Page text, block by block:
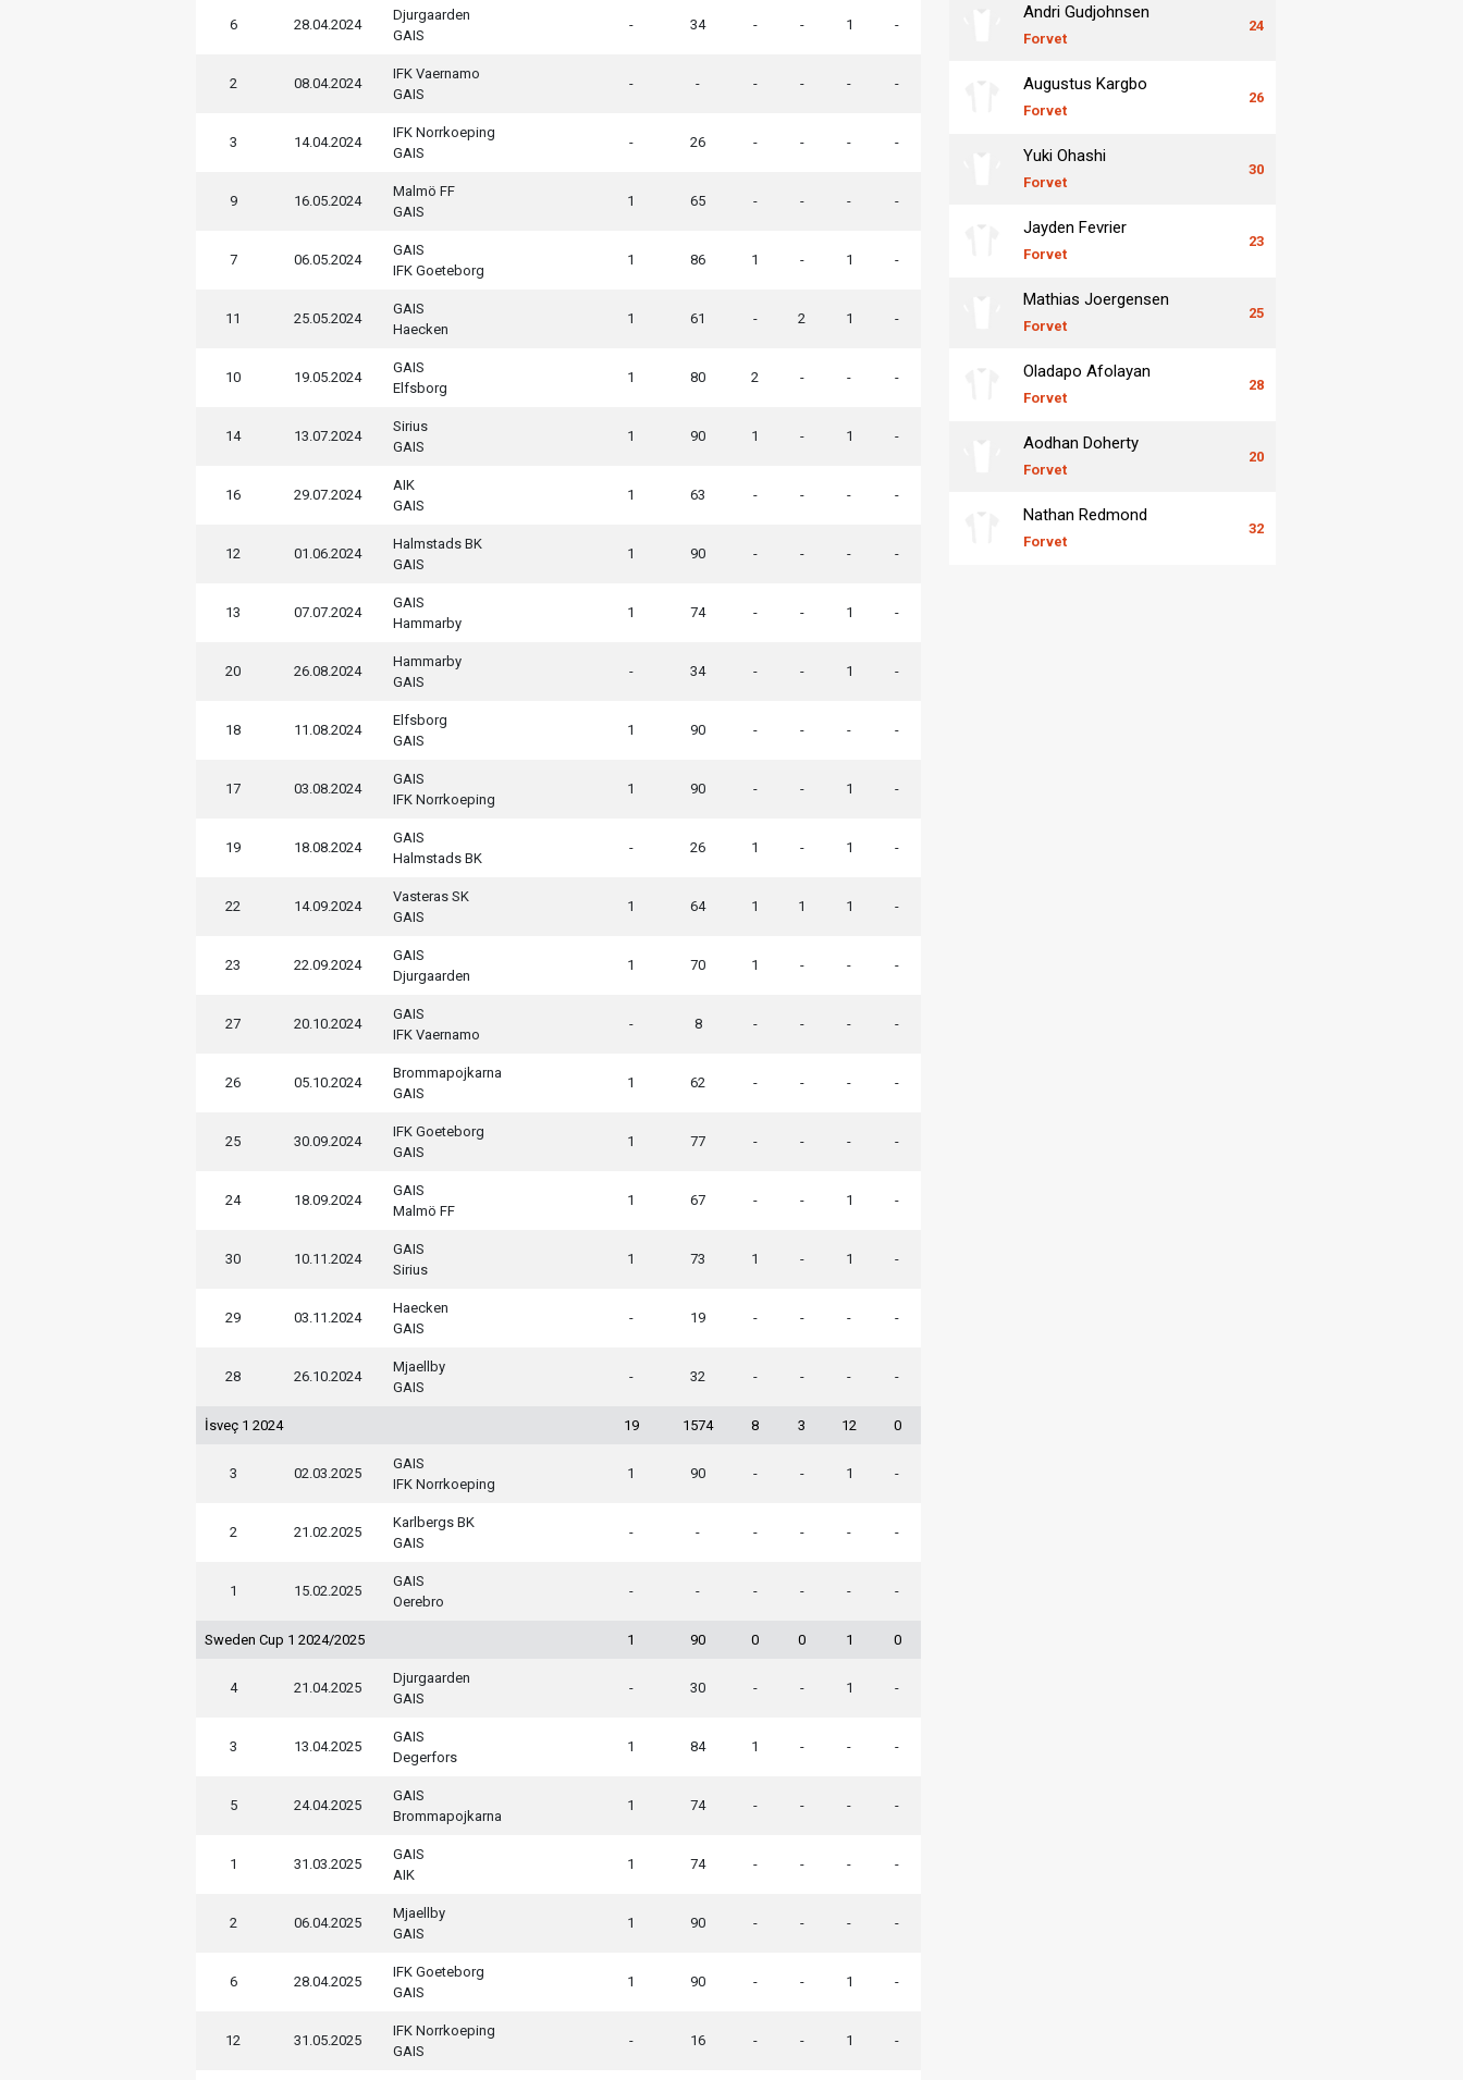
6 28.04.2024
Djurgaarden
GAIS
- 34 - - 1 -
2 08.04.2024
IFK Vaernamo
GAIS
- - - - - -
3 14.04.2024
IFK Norrkoeping
GAIS
- 26 - - - -
9 16.05.2024
Malmö FF
GAIS
1 65 - - - -
7 06.05.2024
GAIS
IFK Goeteborg
1 86 1 - 1 -
11 25.05.2024
GAIS
Haecken
1 61 - 2 1 -
10 19.05.2024
GAIS
Elfsborg
1 80 2 - - -
14 13.07.2024
Sirius
GAIS
1 90 1 - 1 -
16 29.07.2024
AIK
GAIS
1 63 - - - -
12 01.06.2024
Halmstads BK
GAIS
1 90 - - - -
13 07.07.2024
GAIS
Hammarby
1 74 - - 1 -
20 26.08.2024
Hammarby
GAIS
- 34 - - 1 -
18 11.08.2024
Elfsborg
GAIS
1 90 - - - -
17 03.08.2024
GAIS
IFK Norrkoeping
1 90 - - 1 -
19 18.08.2024
GAIS
Halmstads BK
- 26 1 - 1 -
22 14.09.2024
Vasteras SK
GAIS
1 64 1 1 1 -
23 22.09.2024
GAIS
Djurgaarden
1 70 1 - - -
27 20.10.2024
GAIS
IFK Vaernamo
- 8 - - - -
26 05.10.2024
Brommapojkarna
GAIS
1 62 - - - -
25 30.09.2024
IFK Goeteborg
GAIS
1 77 - - - -
24 18.09.2024
GAIS
Malmö FF
1 67 - - 1 -
30 10.11.2024
GAIS
Sirius
1 73 1 - 1 -
29 03.11.2024
Haecken
GAIS
- 19 - - - -
28 26.10.2024
Mjaellby
GAIS
- 32 - - - -
İsveç 1 2024 19 1574 8 3 12 0
3 02.03.2025
GAIS
IFK Norrkoeping
1 90 - - 1 -
2 21.02.2025
Karlbergs BK
GAIS
- - - - - -
1 15.02.2025
GAIS
Oerebro
- - - - - -
Sweden Cup 1 2024/2025 1 90 0 0 1 0
4 21.04.2025
Djurgaarden
GAIS
- 30 - - 1 -
3 13.04.2025
GAIS
Degerfors
1 84 1 - - -
5 24.04.2025
GAIS
Brommapojkarna
1 74 - - - -
1 31.03.2025
GAIS
AIK
1 74 - - - -
2 06.04.2025
Mjaellby
GAIS
1 90 - - - -
6 28.04.2025
IFK Goeteborg
GAIS
1 90 - - 1 -
12 31.05.2025
IFK Norrkoeping
GAIS
- 16 - - 1 -
Andri Gudjohnsen
Forvet
24
Augustus Kargbo
Forvet
26
Yuki Ohashi
Forvet
30
Jayden Fevrier
Forvet
23
Mathias Joergensen
Forvet
25
Oladapo Afolayan
Forvet
28
Aodhan Doherty
Forvet
20
Nathan Redmond
Forvet
32